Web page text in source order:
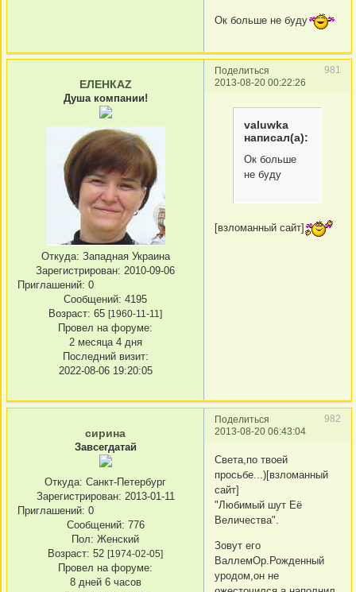
Ок больше не буду
Поделиться
981
2013-08-20 00:22:26
ЕЛЕНКАZ
Душа компании!
Откуда: Западная Украина
Зарегистрирован: 2010-09-06
Приглашений: 0
Сообщений: 4195
Возраст: 65 [1960-11-11]
Провел на форуме:
2 месяца 4 дня
Последний визит:
2022-08-06 19:20:05
valuwka
написал(а):
Ок больше
не буду
[взломанный сайт]
Поделиться
982
2013-08-20 06:43:04
сирина
Завсегдатай
Откуда: Санкт-Петербург
Зарегистрирован: 2013-01-11
Приглашений: 0
Сообщений: 776
Пол: Женский
Возраст: 52 [1974-02-05]
Провел на форуме:
8 дней 6 часов
Света,по твоей
просьбе...)[взломанный
сайт]
"Любимый шут Её
Величества".
Зовут его
ВаллемОр.Рожденный
уродом,он не